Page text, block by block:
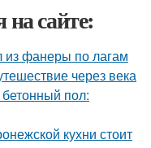
сайте:
из фанеры по лагам
через века
пол:
кухни стоит